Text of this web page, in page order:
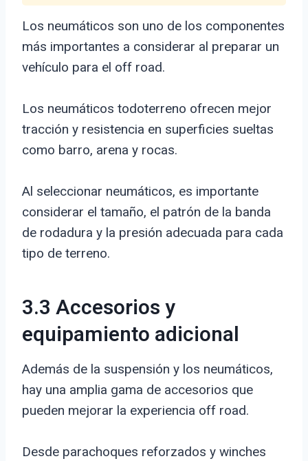
Los neumáticos son uno de los componentes
más importantes a considerar al preparar un
vehículo para el off road.
Los neumáticos todoterreno ofrecen mejor
tracción y resistencia en superficies sueltas
como barro, arena y rocas.
Al seleccionar neumáticos, es importante
considerar el tamaño, el patrón de la banda
de rodadura y la presión adecuada para cada
tipo de terreno.
3.3 Accesorios y
equipamiento adicional
Además de la suspensión y los neumáticos,
hay una amplia gama de accesorios que
pueden mejorar la experiencia off road.
Desde parachoques reforzados y winches